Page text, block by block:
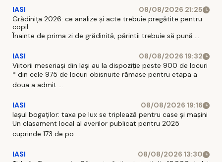
IASI
08/08/2026 21:25
Grădinița 2026: ce analize și acte trebuie pregătite pentru
copil
Înainte de prima zi de grădinită, părintii trebuie să pună ...
IASI
08/08/2026 19:32
Viitorii meseriași din Iași au la dispoziție peste 900 de locuri
* din cele 975 de locuri obisnuite rămase pentru etapa a
doua a admit ...
IASI
08/08/2026 19:16
Iașul bogaților: taxa pe lux se triplează pentru case și mașini
Un clasament local al averilor publicat pentru 2025
cuprinde 173 de po ...
IASI
08/08/2026 13:30